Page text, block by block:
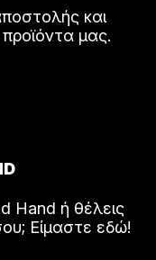
και
μας.
Hand ή θέλεις
Είμαστε εδώ!